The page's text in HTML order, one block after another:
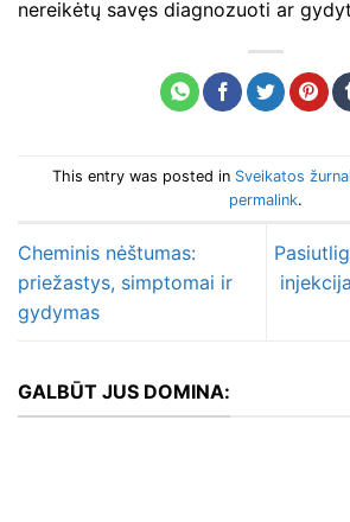
nereikėtų savęs diagnozuoti ar
This entry was posted in Sveikatos
permalink.
Cheminis nėštumas:
priežastys, simptomai ir
gydymas
GALBŪT JUS DOMINA: